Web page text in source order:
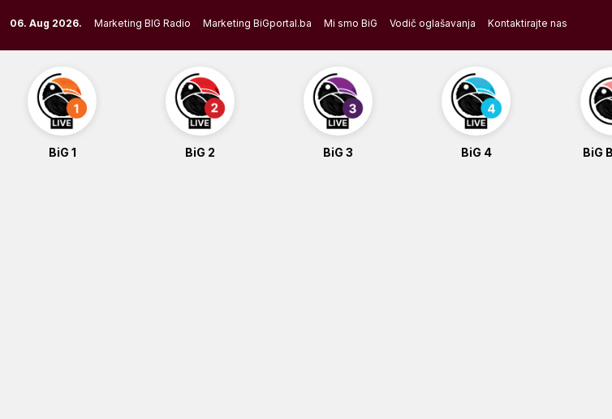
to
content
06. Aug 2026. Marketing BIG Radio Marketing BiGportal.ba Mi smo BiG Vodič oglašavanja Kontaktirajte nas
BiG 1 BiG 2 BiG 3 BiG 4 BiG